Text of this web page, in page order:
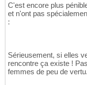
C'est encore plus
et n'ont pas
:
Sérieusement, si elles
rencontre ça existe !
femmes de peu de